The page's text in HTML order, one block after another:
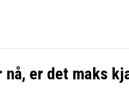
nå, er det maks